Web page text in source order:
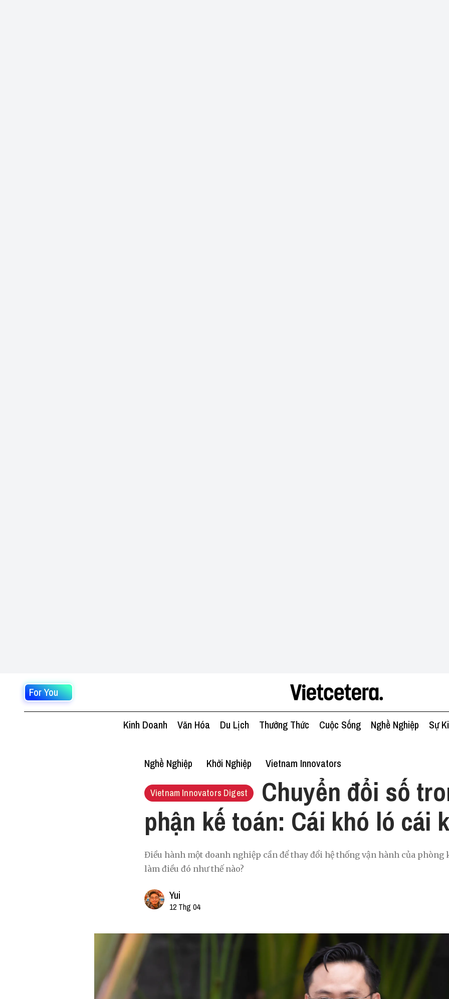
For You
Kinh Doanh Văn Hóa Du Lịch Thưởng Thức Cuộc Sống Nghề Nghiệp Sự
Nghề Nghiệp Khởi Nghiệp Vietnam Innovators
Vietnam Innovators Digest
Chuyển đổi số
phận kế toán: Cái khó ló cái
Điều hành một doanh nghiệp cần để thay đổi hệ thống vận hành của phòng
làm điều đó như thế nào?
Yui
12 Thg 04